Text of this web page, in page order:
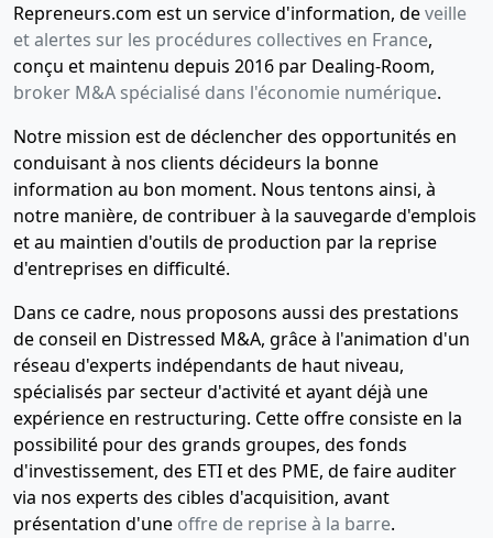
Repreneurs.com est un service d'information, deveille
et alertes sur les procédures collectives en France,
conçu et maintenu depuis 2016 par Dealing-Room,
broker M&A spécialisé dans l'économie numérique.
Notre mission est de déclencher des opportunités en
conduisant à nos clients décideurs la bonne
information au bon moment. Nous tentons ainsi, à
notre manière, de contribuer à la sauvegarde d'emplois
et au maintien d'outils de production par la reprise
d'entreprises en difficulté.
Dans ce cadre, nous proposons aussi des prestations
de conseil en Distressed M&A, grâce à l'animation d'un
réseau d'experts indépendants de haut niveau,
spécialisés par secteur d'activité et ayant déjà une
expérience en restructuring. Cette offre consiste en la
possibilité pour des grands groupes, des fonds
d'investissement, des ETI et des PME, de faire auditer
via nos experts des cibles d'acquisition, avant
présentation d'une offre de reprise à la barre.